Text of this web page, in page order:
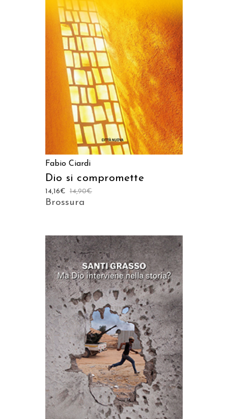
AGGIUNGI AL CARRELLO
Fabio Ciardi
Dio si compromette
14,90€
14,16€
Brossura
AGGIUNGI AL CARRELLO